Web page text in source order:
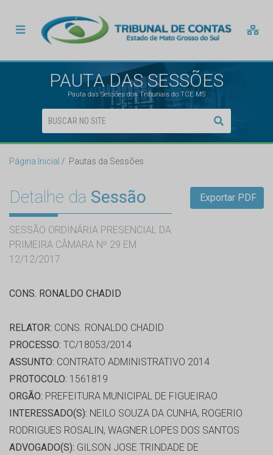
PAUTA DAS SESSÕES
Pauta das Sessões dos Tribunais do TCE MS
Página Inicial Pautas da Sessões
Detalhe da Sessão
SESSÃO ORDINÁRIA PRESENCIAL DA
PRIMEIRA CÂMARA Nº 29 EM
12/12/2017
Exportar PDF
CONS. RONALDO CHADID
RELATOR: CONS. RONALDO CHADID
PROCESSO: TC/18053/2014
ASSUNTO: CONTRATO ADMINISTRATIVO 2014
PROTOCOLO: 1561819
ORGÃO: PREFEITURA MUNICIPAL DE FIGUEIRAO
INTERESSADO(S): NEILO SOUZA DA CUNHA, ROGERIO
RODRIGUES ROSALIN, WAGNER LOPES DOS SANTOS
ADVOGADO(S): GILSON JOSE TRINDADE DE